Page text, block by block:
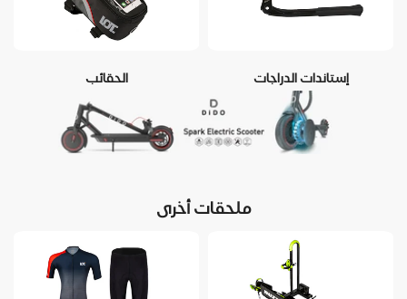
إستاندات الدراجات الحقائب
ملحقات أخرى